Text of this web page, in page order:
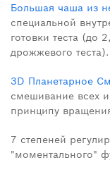
Большая чаша из
специальной
готовки теста (до
дрожжевого теста).
3D Планетарное
смешивание всех
принципу
7 степеней
"моментального"